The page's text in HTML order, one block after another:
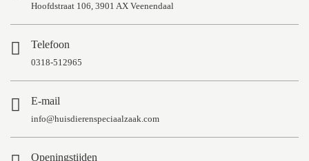
Hoofdstraat 106, 3901 AX Veenendaal
Telefoon
0318-512965
E-mail
info@huisdierenspeciaalzaak.com
Openingstijden